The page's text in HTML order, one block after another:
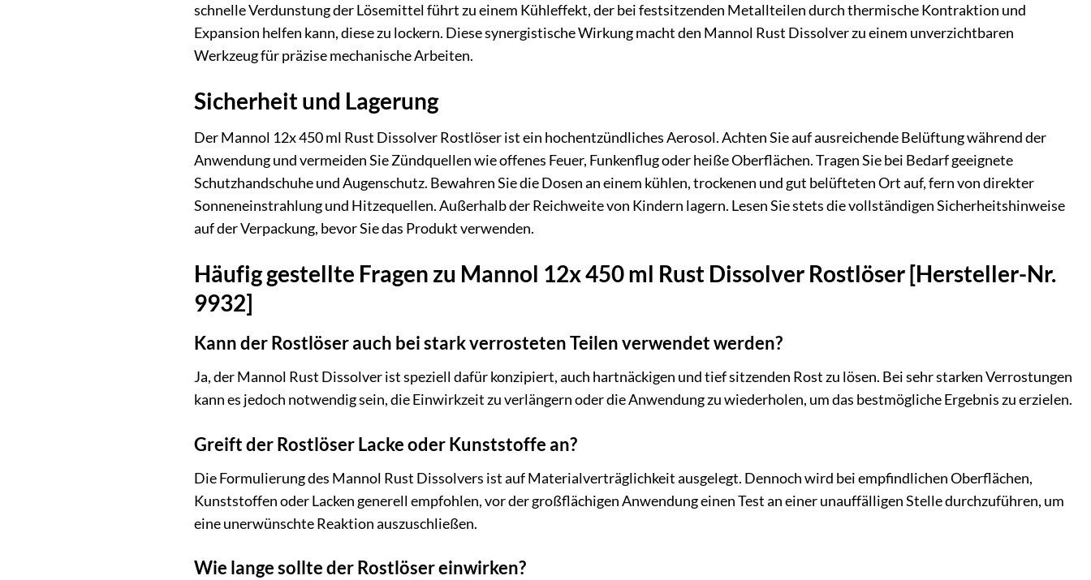
schnelle Verdunstung der Lösemittel führt zu einem Kühleffekt, der bei festsitzenden Metallteilen durch thermische Kontraktion und
Expansion helfen kann, diese zu lockern. Diese synergistische Wirkung macht den Mannol Rust Dissolver zu einem unverzichtbaren
Werkzeug für präzise mechanische Arbeiten.
Sicherheit und Lagerung
Der Mannol 12x 450 ml Rust Dissolver Rostlöser ist ein hochentzündliches Aerosol. Achten Sie auf ausreichende Belüftung während der
Anwendung und vermeiden Sie Zündquellen wie offenes Feuer, Funkenflug oder heiße Oberflächen. Tragen Sie bei Bedarf geeignete
Schutzhandschuhe und Augenschutz. Bewahren Sie die Dosen an einem kühlen, trockenen und gut belüfteten Ort auf, fern von direkter
Sonneneinstrahlung und Hitzequellen. Außerhalb der Reichweite von Kindern lagern. Lesen Sie stets die vollständigen Sicherheitshinweise
auf der Verpackung, bevor Sie das Produkt verwenden.
Häufig gestellte Fragen zu Mannol 12x 450 ml Rust Dissolver Rostlöser [Hersteller-Nr.
9932]
Kann der Rostlöser auch bei stark verrosteten Teilen verwendet werden?
Ja, der Mannol Rust Dissolver ist speziell dafür konzipiert, auch hartnäckigen und tief sitzenden Rost zu lösen. Bei sehr starken Verrostungen
kann es jedoch notwendig sein, die Einwirkzeit zu verlängern oder die Anwendung zu wiederholen, um das bestmögliche Ergebnis zu erzielen.
Greift der Rostlöser Lacke oder Kunststoffe an?
Die Formulierung des Mannol Rust Dissolvers ist auf Materialverträglichkeit ausgelegt. Dennoch wird bei empfindlichen Oberflächen,
Kunststoffen oder Lacken generell empfohlen, vor der großflächigen Anwendung einen Test an einer unauffälligen Stelle durchzuführen, um
eine unerwünschte Reaktion auszuschließen.
Wie lange sollte der Rostlöser einwirken?